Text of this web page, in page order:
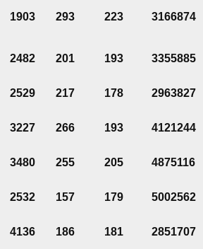
1903 293 223 3166874
2482 201 193 3355885
2529 217 178 2963827
3227 266 193 4121244
3480 255 205 4875116
2532 157 179 5002562
4136 186 181 2851707